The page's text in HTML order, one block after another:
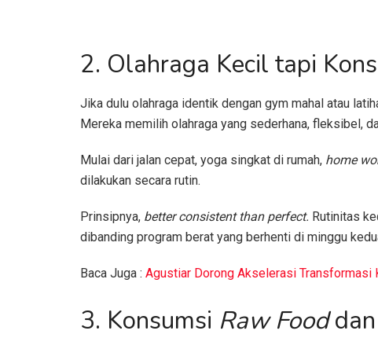
2. Olahraga Kecil tapi
Jika dulu olahraga identik dengan gym mahal atau
Mereka memilih olahraga yang sederhana, fleksibel,
Mulai dari jalan cepat, yoga singkat di rumah, home
dilakukan secara rutin.
Prinsipnya, better consistent than perfect. Rutinitas
dibanding program berat yang berhenti di minggu
Baca Juga : Agustiar Dorong Akselerasi Transformasi
3. Konsumsi Raw Fooddan